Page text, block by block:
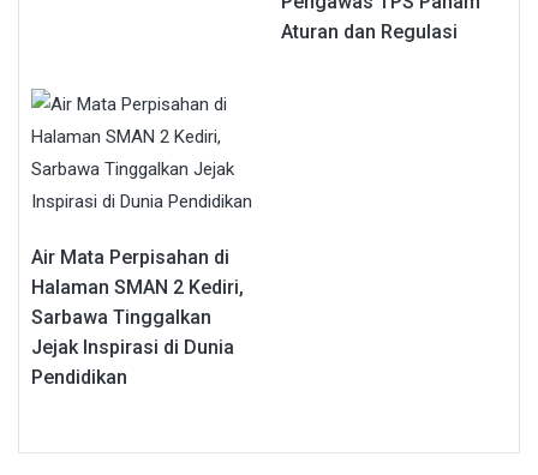
Aturan dan Regulasi
Air Mata Perpisahan di
Halaman SMAN 2 Kediri,
Sarbawa Tinggalkan
Jejak Inspirasi di Dunia
Pendidikan